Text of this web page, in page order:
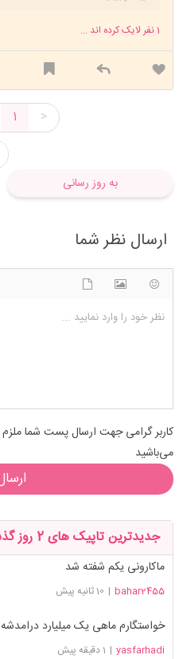
1نفر لایک کرده اند ...
>
1
به روز رسانی
ارسال نظر شما
نظر خود را وارد نمایید ...
کاربر گرامی جهت ارسال پست شما
می‌باشید
جدیدترین تاپیک های 2 روز گذشته
ماکارونی یکم شفته شد
bahar2455
| 10 ثانیه پیش
خواستگارم ماهی یک میلیارد درامدشه
yasfarhadi
| 1 دقیقه پیش